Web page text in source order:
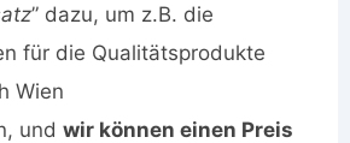
” dazu, um z.B. die
für die Qualitätsprodukte
Wien
und wir können einen Preis